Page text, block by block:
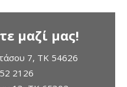
μαζί μας!
7, TK 54626
2126